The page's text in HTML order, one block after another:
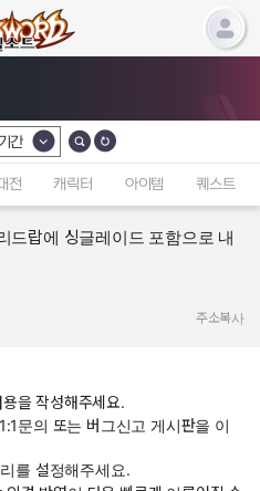
리 선택
간
전 캐릭터 아이템 퀘스트
드랍에 싱글레이드 포함으로 내
주소복사
을 작성해주세요.
문의 또는 버그신고 게시판을 이
를 설정해주세요.